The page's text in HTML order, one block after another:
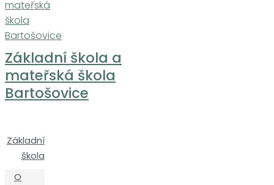
Základní škola a
mateřská škola
Bartošovice
Základní
škola
O